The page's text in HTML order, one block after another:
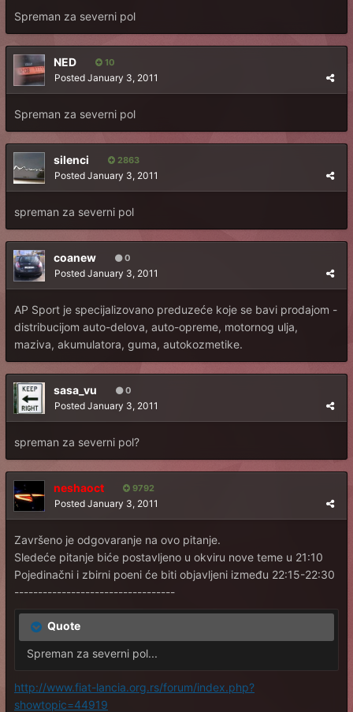
Spreman za severni pol
NED 10
Posted January 3, 2011
Spreman za severni pol
silenci 2863
Posted January 3, 2011
spreman za severni pol
coanew 0
Posted January 3, 2011
AP Sport je specijalizovano preduzeće koje se bavi prodajom -
distribucijom auto-delova, auto-opreme, motornog ulja,
maziva, akumulatora, guma, autokozmetike.
sasa_vu 0
Posted January 3, 2011
spreman za severni pol?
neshaoct 9792
Posted January 3, 2011
Završeno je odgovaranje na ovo pitanje.
Sledeće pitanje biće postavljeno u okviru nove teme u 21:10
Pojedinačni i zbirni poeni će biti objavljeni između 22:15-22:30
----------------------------------
Quote
Spreman za severni pol...
http://www.fiat-lancia.org.rs/forum/index.php?
showtopic=44919